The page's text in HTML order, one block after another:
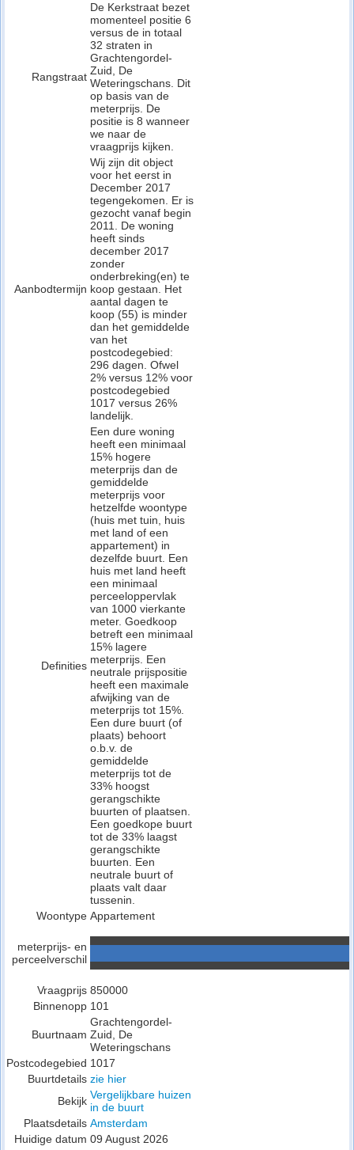
Rangstraat
De Kerkstraat bezet
momenteel positie 6
versus de in totaal
32 straten in
Grachtengordel-
Zuid, De
Weteringschans. Dit
op basis van de
meterprijs. De
positie is 8 wanneer
we naar de
vraagprijs kijken.
Aanbodtermijn
Wij zijn dit object
voor het eerst in
December 2017
tegengekomen. Er is
gezocht vanaf begin
2011. De woning
heeft sinds
december 2017
zonder
onderbreking(en) te
koop gestaan. Het
aantal dagen te
koop (55) is minder
dan het gemiddelde
van het
postcodegebied:
296 dagen. Ofwel
2% versus 12% voor
postcodegebied
1017 versus 26%
landelijk.
Definities
Een dure woning
heeft een minimaal
15% hogere
meterprijs dan de
gemiddelde
meterprijs voor
hetzelfde woontype
(huis met tuin, huis
met land of een
appartement) in
dezelfde buurt. Een
huis met land heeft
een minimaal
perceeloppervlak
van 1000 vierkante
meter. Goedkoop
betreft een minimaal
15% lagere
meterprijs. Een
neutrale prijspositie
heeft een maximale
afwijking van de
meterprijs tot 15%.
Een dure buurt (of
plaats) behoort
o.b.v. de
gemiddelde
meterprijs tot de
33% hoogst
gerangschikte
buurten of plaatsen.
Een goedkope buurt
tot de 33% laagst
gerangschikte
buurten. Een
neutrale buurt of
plaats valt daar
tussenin.
Woontype Appartement
meterprijs- en
perceelverschil
Vraagprijs 850000
Binnenopp 101
Buurtnaam
Grachtengordel-
Zuid, De
Weteringschans
Postcodegebied 1017
Buurtdetails zie hier
Bekijk Vergelijkbare huizen
in de buurt
Plaatsdetails Amsterdam
Huidige datum 09 August 2026